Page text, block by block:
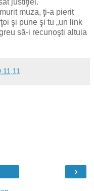
muza, ţi-a pierit
şi pune şi tu „un link
să-i recunoşti altuia
›